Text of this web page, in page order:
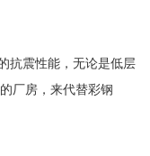
抗震性能，无论是低层
厂房，来代替彩钢